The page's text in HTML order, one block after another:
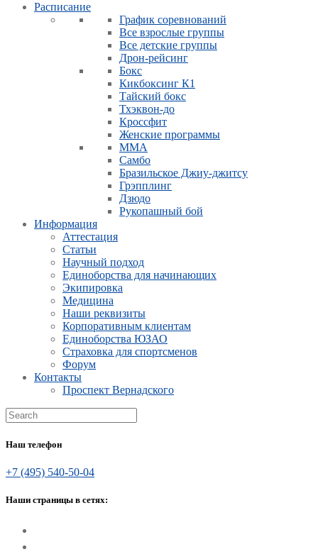
Расписание
График соревнований
Все взрослые группы
Все детские группы
Дрон-рейсинг
Бокс
Кикбоксинг К1
Тайский бокс
Тхэквон-до
Кроссфит
Женские программы
ММА
Самбо
Бразильское Джиу-джитсу
Грэпплинг
Дзюдо
Рукопашный бой
Информация
Аттестация
Статьи
Научный подход
Единоборства для начинающих
Экипировка
Медицина
Наши реквизиты
Корпоративным клиентам
Единоборства ЮЗАО
Страховка для спортсменов
Форум
Контакты
Проспект Вернадского
Наш телефон
+7 (495) 540-50-04
Наши страницы в сетях: